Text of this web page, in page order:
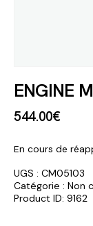
ENGINE
544.00€
En cours de
UGS : CM05103
Catégorie : Non
Product ID: 9162